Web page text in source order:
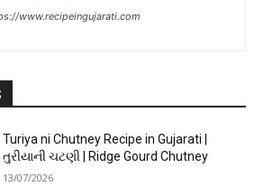
www.recipeingujarati.com
Turiya ni Chutney Recipe in Gujarati |
તુરીયાની ચટણી | Ridge Gourd Chutney
13/07/2026